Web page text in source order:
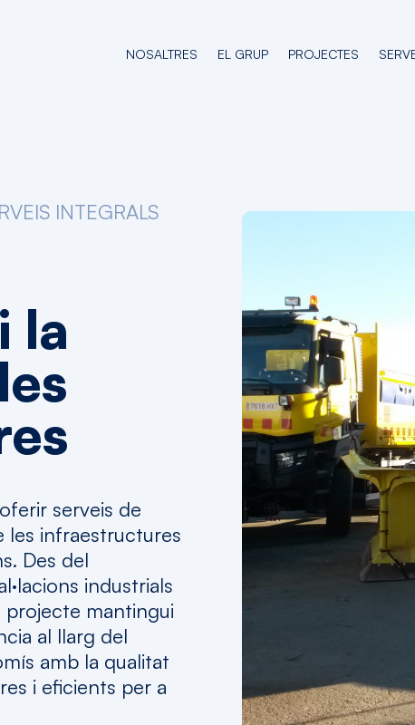
NOSALTRES EL GRUP PROJECTES
INTEGRALS
i la
les
serveis de
les infraestructures
Des del
industrials
projecte mantingui
al llarg del
amb la qualitat
i eficients per a